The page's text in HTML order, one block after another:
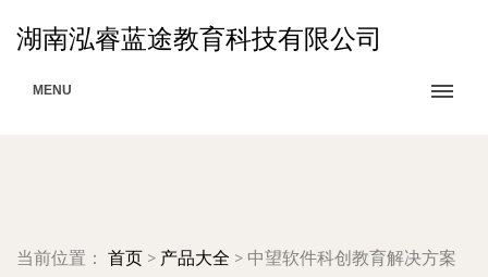
湖南泓睿蓝途教育科技有限公司
MENU
当前位置： 首页 > 产品大全 > 中望软件科创教育解决方案